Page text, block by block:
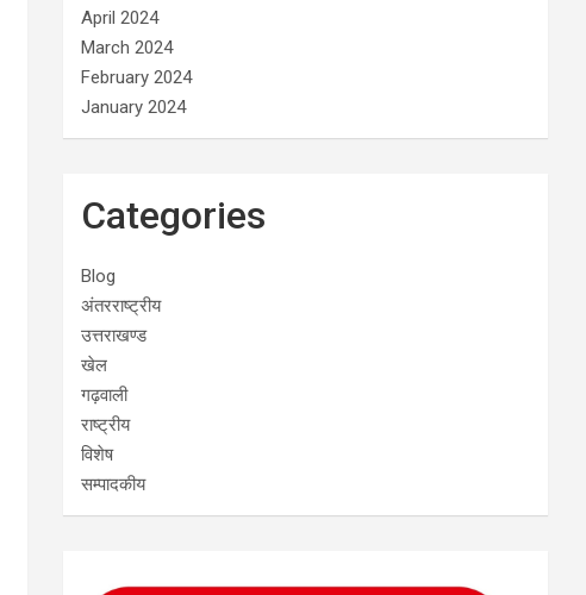
April 2024
March 2024
February 2024
January 2024
Categories
Blog
अंतरराष्ट्रीय
उत्तराखण्ड
खेल
गढ़वाली
राष्ट्रीय
विशेष
सम्पादकीय